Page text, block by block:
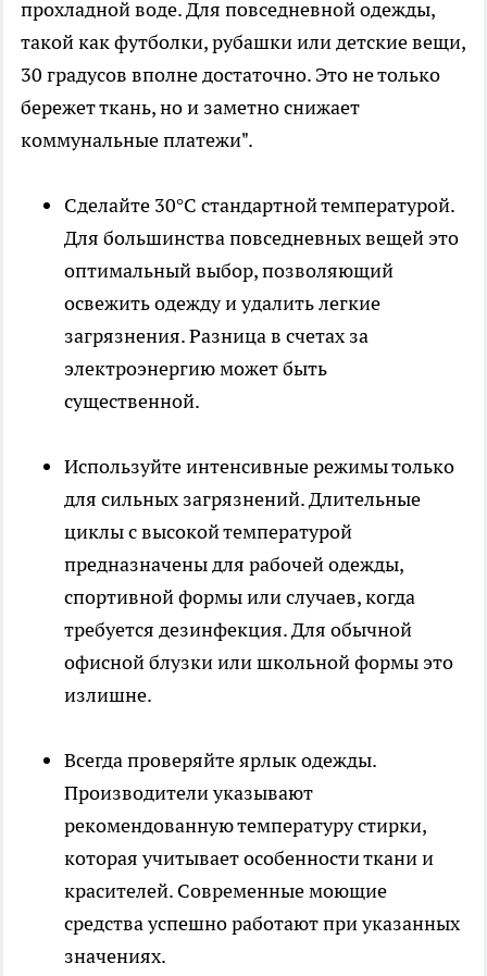
прохладной воде. Для повседневной одежды,
такой как футболки, рубашки или детские вещи,
30 градусов вполне достаточно. Это не только
бережет ткань, но и заметно снижает
коммунальные платежи".
Сделайте 30°C стандартной температурой.
Для большинства повседневных вещей это
оптимальный выбор, позволяющий
освежить одежду и удалить легкие
загрязнения. Разница в счетах за
электроэнергию может быть
существенной.
Используйте интенсивные режимы только
для сильных загрязнений. Длительные
циклы с высокой температурой
предназначены для рабочей одежды,
спортивной формы или случаев, когда
требуется дезинфекция. Для обычной
офисной блузки или школьной формы это
излишне.
Всегда проверяйте ярлык одежды.
Производители указывают
рекомендованную температуру стирки,
которая учитывает особенности ткани и
красителей. Современные моющие
средства успешно работают при указанных
значениях.